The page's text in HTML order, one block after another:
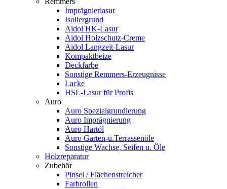
Imprägnierlasur
Isoliergrund
Aidol HK-Lasur
Aidol Holzschutz-Creme
Aidol Langzeit-Lasur
Kompaktbeize
Deckfarbe
Sonstige Remmers-Erzeugnisse
Lacke
HSL-Lasur für Profis
Auro
Auro Spezialgrundierung
Auro Imprägnierung
Auro Hartöl
Auro Garten-u.Terrassenöle
Sonstige Wachse, Seifen u. Öle
Holzreparatur
Zubehör
Pinsel / Flächenstreicher
Farbrollen